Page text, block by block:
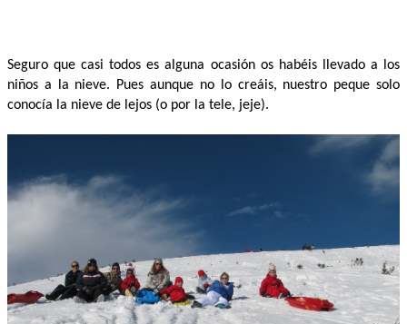
AL AIRE LIBRE
LUDOTECAS
MUSEOS
CONTACT
Seguro que casi todos es alguna ocasión os habéis llevado a los
niños a la nieve. Pues aunque no lo creáis, nuestro peque solo
conocía la nieve de lejos (o por la tele, jeje).